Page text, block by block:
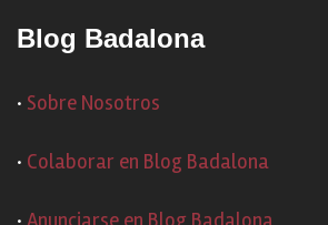
Blog Badalona
· Sobre Nosotros
· Colaborar en Blog Badalona